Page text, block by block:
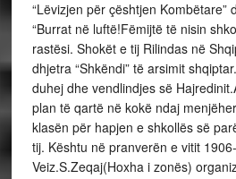
“Lëvizjen për çështjen Kombëtare”
“Burrat në luftë!Fëmijtë të nisin
rastësi. Shokët e tij Rilindas në
dhjetra “Shkëndi” të arsimit
duhej dhe vendlindjes së
plan të qartë në kokë ndaj
klasën për hapjen e shkollës së
tij. Kështu në pranverën e vitit
Veiz.S.Zeqaj(Hoxha i zonës)